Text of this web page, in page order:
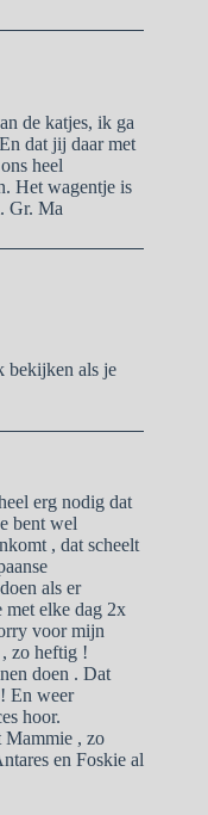
de katjes, ik ga
dat jij daar met
heel
Het wagentje is
Gr. Ma
bekijken als je
erg nodig dat
bent wel
, dat scheelt
als er
met elke dag 2x
voor mijn
zo heftig !
doen . Dat
En weer
hoor.
Mammie , zo
en Foskie al